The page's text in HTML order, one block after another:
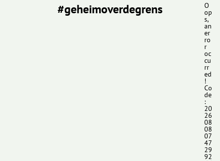
#geheimoverdegrens O
op
s,
an
er
ro
r
oc
cu
rr
ed
!
Co
de
:
20
26
08
08
07
47
29
92